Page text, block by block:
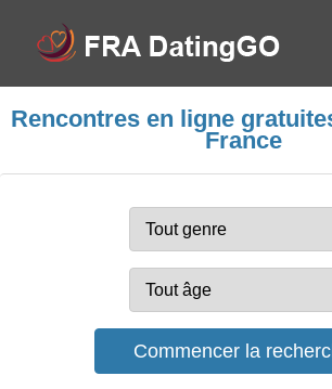
Rencontres en ligne
France